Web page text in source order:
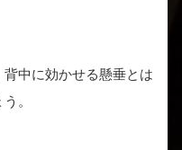
中に効かせる懸垂とは
。